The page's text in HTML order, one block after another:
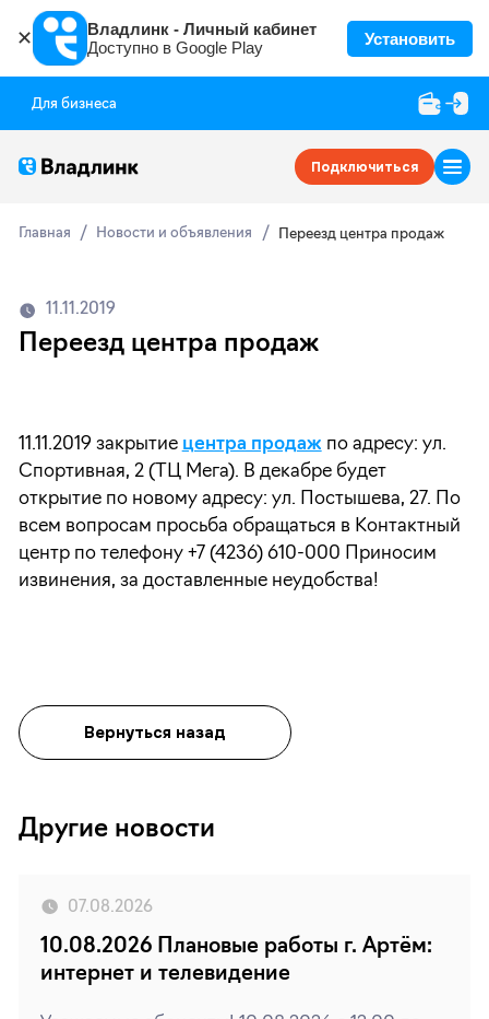
✕
Владлинк - Личный кабинет
Доступно в Google Play
Установить
Для бизнеса
Подключиться
Главная Новости и объявления Переезд центра продаж
11.11.2019
Переезд центра продаж
11.11.2019 закрытие центра продаж по адресу: ул.
Спортивная, 2 (ТЦ Мега). В декабре будет
открытие по новому адресу: ул. Постышева, 27. По
всем вопросам просьба обращаться в Контактный
центр по телефону +7 (4236) 610-000 Приносим
извинения, за доставленные неудобства!
Вернуться назад
Другие новости
07.08.2026
10.08.2026 Плановые работы г. Артём:
интернет и телевидение